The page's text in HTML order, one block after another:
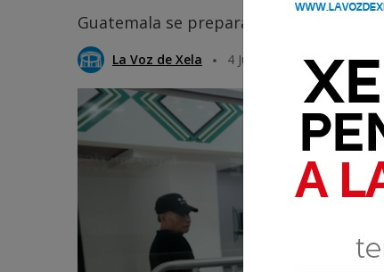
Guatemala se prepara para las
La Voz de Xela 4 Julio 2025 16:58